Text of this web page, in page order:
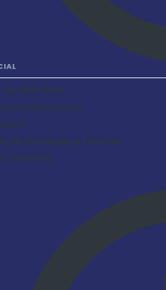
de itinerários
de pacotes
de Atividades e Pacotes
de hotéis